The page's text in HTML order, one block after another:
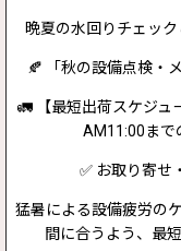
晩夏の水回りチェッ
🍂 「秋の設備点検・
🚛 【最短出荷スケジュ
AM11:00まで
✅ お取り寄せ
猛暑による設備疲労の
間に合うよう、最